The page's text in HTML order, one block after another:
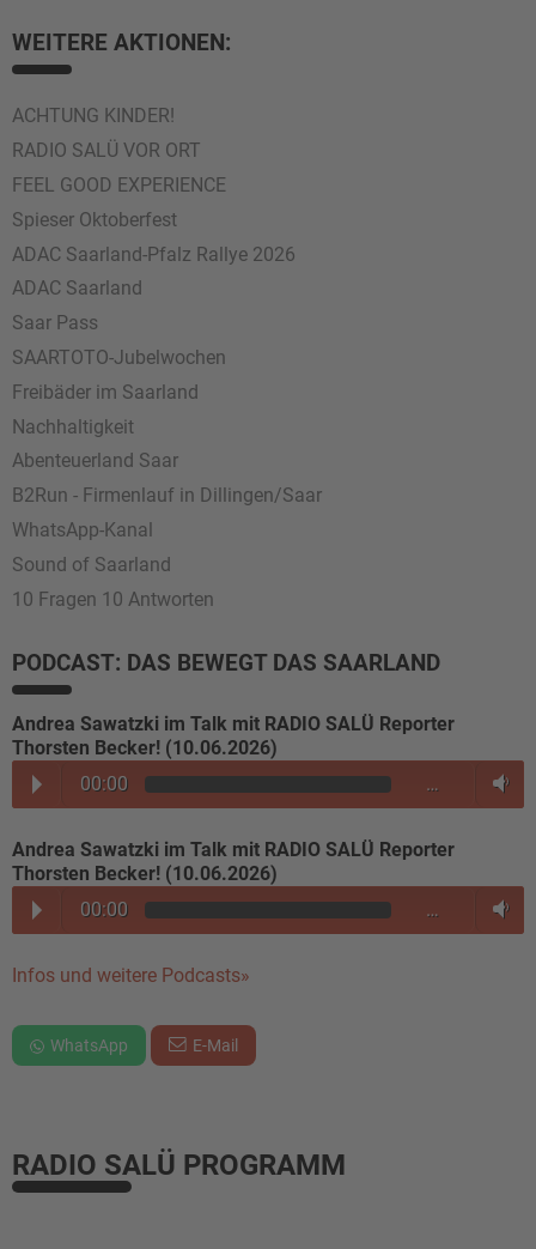
WEITERE AKTIONEN:
ACHTUNG KINDER!
RADIO SALÜ VOR ORT
FEEL GOOD EXPERIENCE
Spieser Oktoberfest
ADAC Saarland-Pfalz Rallye 2026
ADAC Saarland
Saar Pass
SAARTOTO-Jubelwochen
Freibäder im Saarland
Nachhaltigkeit
Abenteuerland Saar
B2Run - Firmenlauf in Dillingen/Saar
WhatsApp-Kanal
Sound of Saarland
10 Fragen 10 Antworten
PODCAST: DAS BEWEGT DAS SAARLAND
Andrea Sawatzki im Talk mit RADIO SALÜ Reporter
Thorsten Becker! (10.06.2026)
00:00
…
Andrea Sawatzki im Talk mit RADIO SALÜ Reporter
Thorsten Becker! (10.06.2026)
00:00
…
Infos und weitere Podcasts»
WhatsApp E-Mail
RADIO SALÜ PROGRAMM